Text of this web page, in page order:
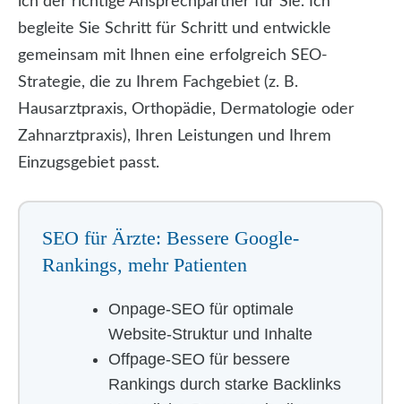
begleite Sie Schritt für Schritt und entwickle
gemeinsam mit Ihnen eine erfolgreich SEO-
Strategie, die zu Ihrem Fachgebiet (z. B.
Hausarztpraxis, Orthopädie, Dermatologie oder
Zahnarztpraxis), Ihren Leistungen und Ihrem
Einzugsgebiet passt.
SEO für Ärzte: Bessere Google-
Rankings, mehr Patienten
Onpage-SEO für optimale
Website-Struktur und Inhalte
Offpage-SEO für bessere
Rankings durch starke Backlinks